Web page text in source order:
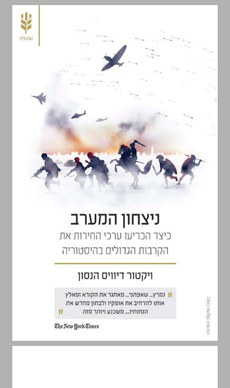
ניצחון המערב: כיצד הכריעו ערכי החירות את הקרבות הגדולים בהיסטוריה ... 0